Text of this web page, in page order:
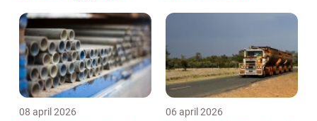
08 april 2026 06 april 2026